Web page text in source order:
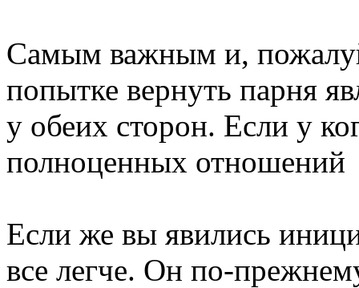
Самым важным и,
попытке вернуть парня
у обеих сторон. Если у
полноценных отношений
Если же вы явились
все легче. Он по-